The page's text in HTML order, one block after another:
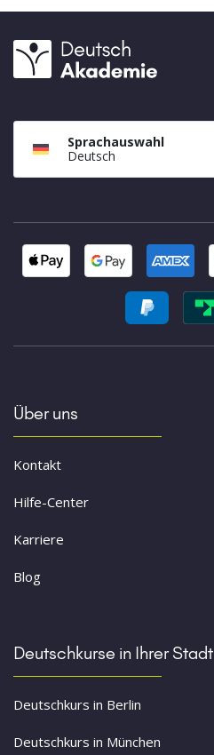
Sprachauswahl
Deutsch
Über uns
Kontakt
Hilfe-Center
Karriere
Blog
Deutschkurse in Ihrer Stadt
Deutschkurs in Berlin
Deutschkurs in München